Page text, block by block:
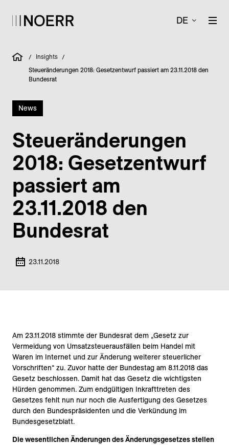
DE
/ Insights /
Steueränderungen 2018: Gesetzentwurf passiert am 23.11.2018 den
Bundesrat
News
Steueränderungen
2018: Gesetzentwurf
passiert am
23.11.2018 den
Bundesrat
23.11.2018
Am 23.11.2018 stimmte der Bundesrat dem „Gesetz zur
Vermeidung von Umsatzsteuerausfällen beim Handel mit
Waren im Internet und zur Änderung weiterer steuerlicher
Vorschriften“ zu. Zuvor hatte der Bundestag am 8.11.2018 das
Gesetz beschlossen. Damit hat das Gesetz die wichtigsten
Hürden genommen. Zum endgültigen Inkrafttreten des
Gesetzes fehlt nun nur noch die Ausfertigung des Gesetzes
durch den Bundespräsidenten und die Verkündung im
Bundesgesetzblatt.
Die wesentlichen Änderungen des Änderungsgesetzes stellen